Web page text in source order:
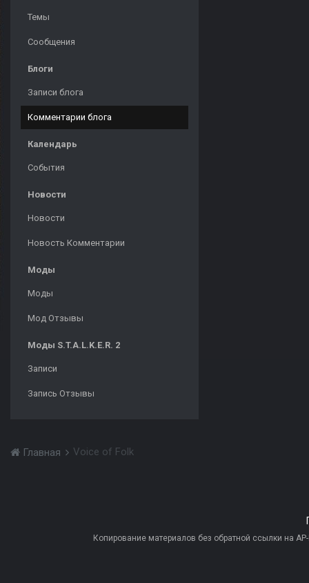
Темы
Сообщения
Блоги
Записи блога
Комментарии блога
Календарь
События
Новости
Новости
Новость Комментарии
Моды
Моды
Мод Отзывы
Моды S.T.A.L.K.E.R. 2
Записи
Запись Отзывы
Главная Voice of Folk
Копирование материалов без обратной ссылки на